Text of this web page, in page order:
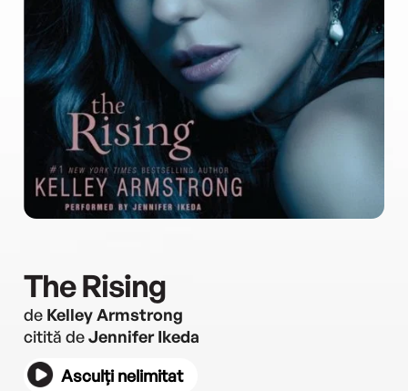
The Rising
de Kelley Armstrong
citită deJennifer Ikeda
Asculți nelimitat